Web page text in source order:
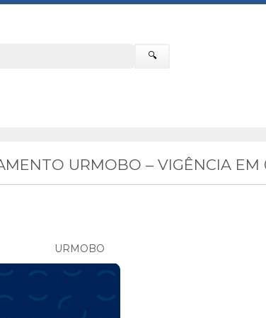
🔍
URMOBO – VIGÊNCIA
URMOBO